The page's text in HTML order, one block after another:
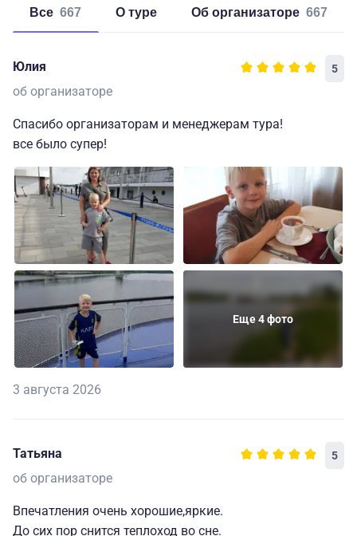
Все 667 о туре об организаторе 667
Юлия 5
об организаторе
Спасибо организаторам и менеджерам тура!
все было супер!
Еще 4 фото
3 августа 2026
Татьяна 5
об организаторе
Впечатления очень хорошие,яркие.
До сих пор снится теплоход во сне.